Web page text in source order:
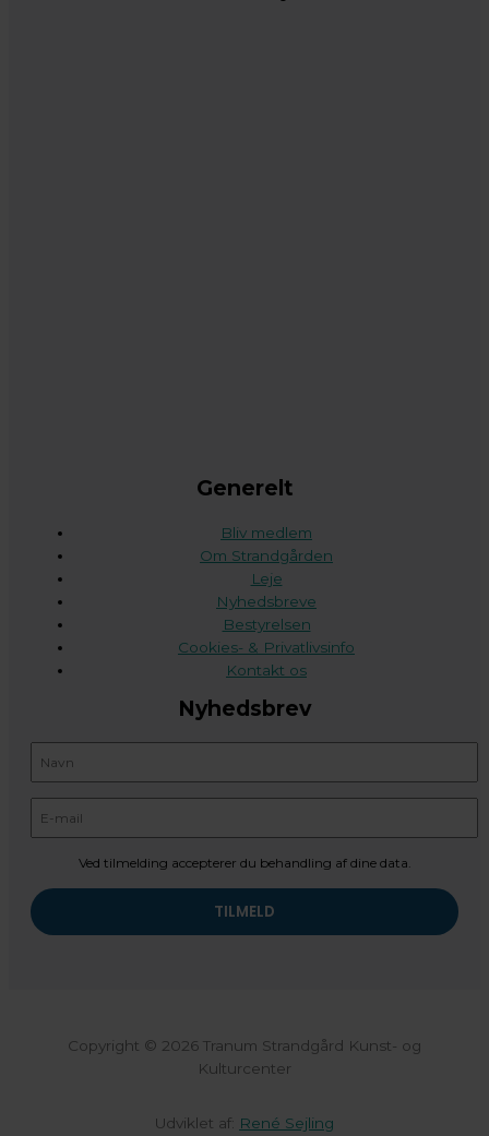
Generelt
Bliv medlem
Om Strandgården
Leje
Nyhedsbreve
Bestyrelsen
Cookies- & Privatlivsinfo
Kontakt os
Nyhedsbrev
Ved tilmelding accepterer du behandling af dine data.
Copyright © 2026 Tranum Strandgård Kunst- og
Kulturcenter
Udviklet af: René Sejling